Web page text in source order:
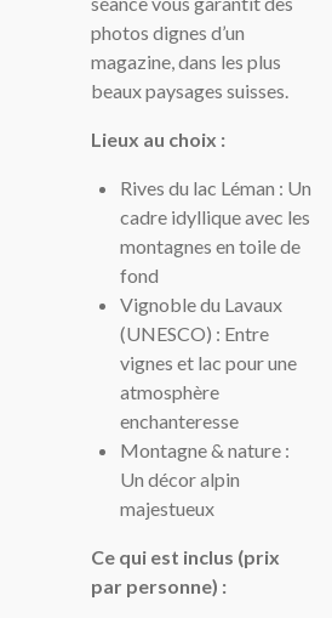
photos dignes d’un
magazine, dans les plus
beaux paysages suisses.
Lieux au choix :
Rives du lac Léman : Un
cadre idyllique avec les
montagnes en toile de
fond
Vignoble du Lavaux
(UNESCO) : Entre
vignes et lac pour une
atmosphère
enchanteresse
Montagne & nature :
Un décor alpin
majestueux
Ce qui est inclus (prix
par personne) :